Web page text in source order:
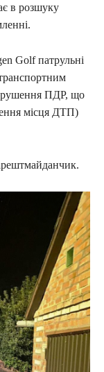
в розшуку
Golf патрульні
ПДР, що
місця ДТП)